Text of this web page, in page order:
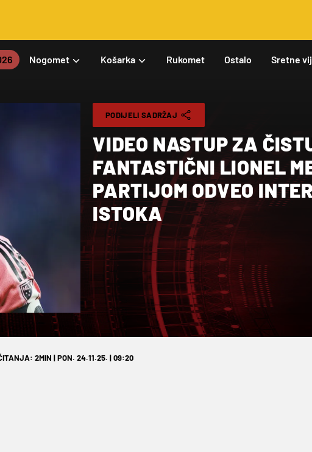
Nogomet Košarka Rukomet Ostalo Sretne
PODIJELI SADRŽAJ
VIDEO NASTUP ZA
FANTASTIČNI LIONEL
PARTIJOM ODVEO
ISTOKA
2MIN | PON. 24.11.25. | 09:20